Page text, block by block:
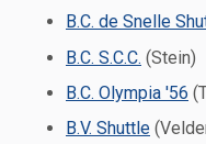
B.C. de Snelle
B.C. S.C.C. (Stein)
B.C. Olympia '56
B.V. Shuttle